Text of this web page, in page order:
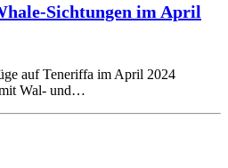
Sichtungen im April
auf Teneriffa im April 2024
mit Wal- und…